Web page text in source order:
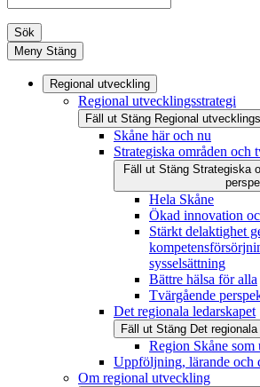
Sök
Meny Stäng
Regional utveckling
Regional utvecklingsstrategi
Fäll ut Stäng Regional
Skåne här och nu
Strategiska områden och
Fäll ut Stäng Strategiska
Hela Skåne
Ökad innovation
Stärkt delaktighet
sysselsättning
Bättre hälsa för alla
Tvärgående
Det regionala ledarskapet
Fäll ut Stäng Det
Region Skåne
Uppföljning, lärande och
Om regional utveckling